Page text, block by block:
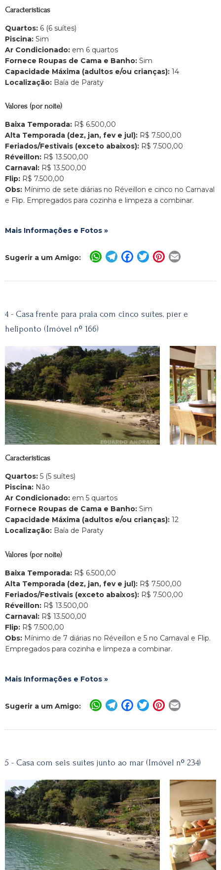
Características
Quartos: 6 (6 suítes)
Piscina: Sim
Ar Condicionado: em 6 quartos
Fornece Roupas de Cama e Banho: Sim
Capacidade Máxima (adultos e/ou crianças): 14
Localização: Baía de Paraty
Valores (por noite)
Baixa Temporada: R$ 6.500,00
Alta Temporada (dez, jan, fev e jul): R$ 7.500,00
Feriados/Festivais (exceto abaixos): R$ 7.500,00
Réveillon: R$ 13.500,00
Carnaval: R$ 13.500,00
Flip: R$ 7.500,00
Obs: Mínimo de sete diárias no Réveillon e cinco no Carnaval
e Flip. Empregados para cozinha e limpeza a combinar.
Mais Informações e Fotos »
Sugerir a um Amigo: WhatsApp
Telegram
Facebook
TwitterPinterest
4 - Casa frente para praia com cinco suítes, píer e
heliponto (Imóvel nº 166)
Características
Quartos: 5 (5 suítes)
Piscina: Não
Ar Condicionado: em 5 quartos
Fornece Roupas de Cama e Banho: Sim
Capacidade Máxima (adultos e/ou crianças): 12
Localização: Baía de Paraty
Valores (por noite)
Baixa Temporada: R$ 6.500,00
Alta Temporada (dez, jan, fev e jul): R$ 7.500,00
Feriados/Festivais (exceto abaixos): R$ 7.500,00
Réveillon: R$ 13.500,00
Carnaval: R$ 13.500,00
Flip: R$ 7.500,00
Obs: Mínimo de 7 diárias no Réveillon e 5 no Carnaval e Flip.
Empregados para cozinha e limpeza a combinar.
Mais Informações e Fotos »
Sugerir a um Amigo: WhatsApp
Telegram
Facebook
TwitterPinterest
5 - Casa com seis suítes junto ao mar (Imóvel nº 234)